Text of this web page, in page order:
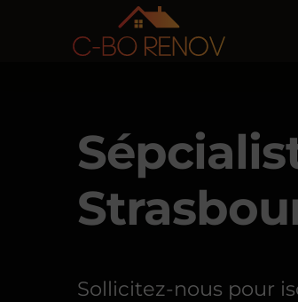
Sollicitez-nous pour